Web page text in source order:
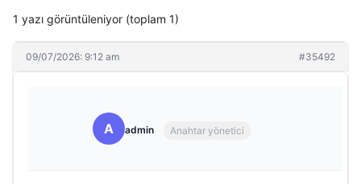
1 yazı görüntüleniyor (toplam 1)
09/07/2026: 9:12 am #35492
A admin Anahtar yönetici